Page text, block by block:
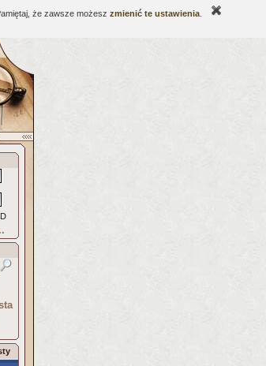
że zawsze możesz zmienić te ustawienia